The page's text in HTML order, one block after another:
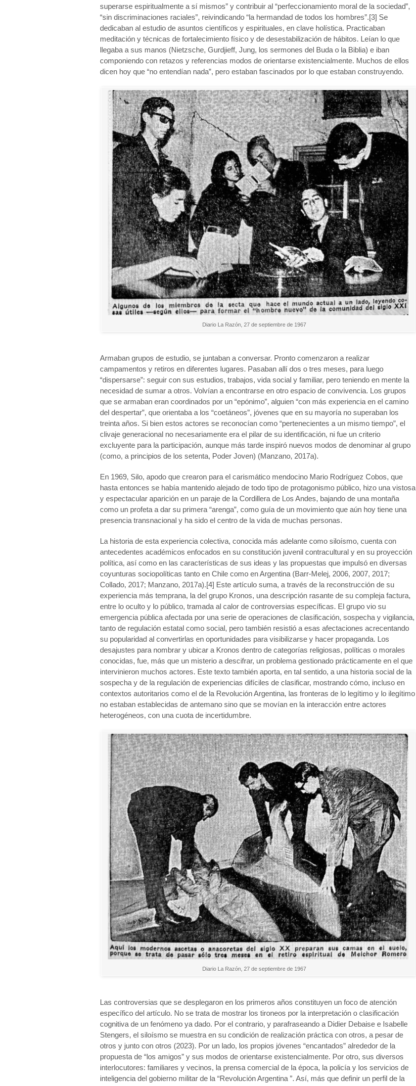
superarse espiritualmente a sí mismos” y contribuir al “perfeccionamiento moral de la sociedad”,
“sin discriminaciones raciales”, reivindicando “la hermandad de todos los hombres”.[3] Se
dedicaban al estudio de asuntos científicos y espirituales, en clave holística. Practicaban
meditación y técnicas de fortalecimiento físico y de desestabilización de hábitos. Leían lo que
llegaba a sus manos (Nietzsche, Gurdjieff, Jung, los sermones del Buda o la Biblia) e iban
componiendo con retazos y referencias modos de orientarse existencialmente. Muchos de ellos
dicen hoy que “no entendían nada”, pero estaban fascinados por lo que estaban construyendo.
Diario La Razón, 27 de septiembre de 1967
Armaban grupos de estudio, se juntaban a conversar. Pronto comenzaron a realizar
campamentos y retiros en diferentes lugares. Pasaban allí dos o tres meses, para luego
“dispersarse”: seguir con sus estudios, trabajos, vida social y familiar, pero teniendo en mente la
necesidad de sumar a otros. Volvían a encontrarse en otro espacio de convivencia. Los grupos
que se armaban eran coordinados por un “epónimo”, alguien “con más experiencia en el camino
del despertar”, que orientaba a los “coetáneos”, jóvenes que en su mayoría no superaban los
treinta años. Si bien estos actores se reconocían como “pertenecientes a un mismo tiempo”, el
clivaje generacional no necesariamente era el pilar de su identificación, ni fue un criterio
excluyente para la participación, aunque más tarde inspiró nuevos modos de denominar al grupo
(como, a principios de los setenta, Poder Joven) (Manzano, 2017a).
En 1969, Silo, apodo que crearon para el carismático mendocino Mario Rodríguez Cobos, que
hasta entonces se había mantenido alejado de todo tipo de protagonismo público, hizo una vistosa
y espectacular aparición en un paraje de la Cordillera de Los Andes, bajando de una montaña
como un profeta a dar su primera “arenga”, como guía de un movimiento que aún hoy tiene una
presencia transnacional y ha sido el centro de la vida de muchas personas.
La historia de esta experiencia colectiva, conocida más adelante como siloísmo, cuenta con
antecedentes académicos enfocados en su constitución juvenil contracultural y en su proyección
política, así como en las características de sus ideas y las propuestas que impulsó en diversas
coyunturas sociopolíticas tanto en Chile como en Argentina (Barr-Melej, 2006, 2007, 2017;
Collado, 2017; Manzano, 2017a).[4] Este artículo suma, a través de la reconstrucción de su
experiencia más temprana, la del grupo Kronos, una descripción rasante de su compleja factura,
entre lo oculto y lo público, tramada al calor de controversias específicas. El grupo vio su
emergencia pública afectada por una serie de operaciones de clasificación, sospecha y vigilancia,
tanto de regulación estatal como social, pero también resistió a esas afectaciones acrecentando
su popularidad al convertirlas en oportunidades para visibilizarse y hacer propaganda. Los
desajustes para nombrar y ubicar a Kronos dentro de categorías religiosas, políticas o morales
conocidas, fue, más que un misterio a descifrar, un problema gestionado prácticamente en el que
intervinieron muchos actores. Este texto también aporta, en tal sentido, a una historia social de la
sospecha y de la regulación de experiencias difíciles de clasificar, mostrando cómo, incluso en
contextos autoritarios como el de la Revolución Argentina, las fronteras de lo legítimo y lo ilegítimo
no estaban establecidas de antemano sino que se movían en la interacción entre actores
heterogéneos, con una cuota de incertidumbre.
Diario La Razón, 27 de septiembre de 1967
Las controversias que se desplegaron en los primeros años constituyen un foco de atención
específico del artículo. No se trata de mostrar los tironeos por la interpretación o clasificación
cognitiva de un fenómeno ya dado. Por el contrario, y parafraseando a Didier Debaise e Isabelle
Stengers, el siloísmo se muestra en su condición de realización práctica con otros, a pesar de
otros y junto con otros (2023). Por un lado, los propios jóvenes “encantados” alrededor de la
propuesta de “los amigos” y sus modos de orientarse existencialmente. Por otro, sus diversos
interlocutores: familiares y vecinos, la prensa comercial de la época, la policía y los servicios de
inteligencia del gobierno militar de la “Revolución Argentina ”. Así, más que definir un perfil de la